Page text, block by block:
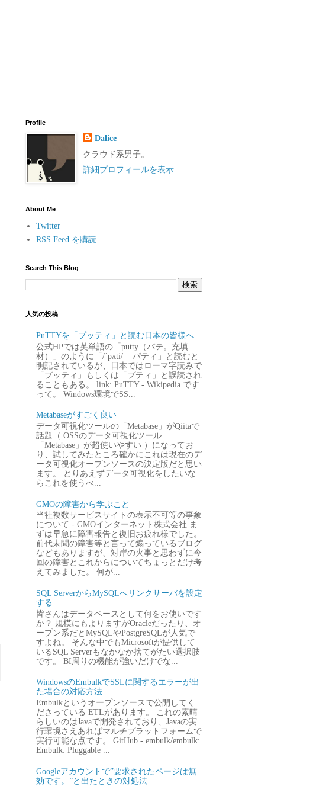
Profile
Dalice
クラウド系男子。
詳細プロフィールを表示
About Me
Twitter
RSS Feed を購読
Search This Blog
人気の投稿
PuTTYを「プッティ」と読む日本の皆様へ
公式HPでは英単語の「putty（パテ。充填
材）」のように「/ˈpʌti/ = パティ」と読むと
明記されているが、日本ではローマ字読みで
「プッティ」もしくは「プティ」と誤読され
ることもある。 link: PuTTY - Wikipedia です
って。 Windows環境でSS...
Metabaseがすごく良い
データ可視化ツールの「Metabase」がQiitaで
話題（ OSSのデータ可視化ツール
「Metabase」が超使いやすい ）になってお
り、試してみたところ確かにこれは現在のデ
ータ可視化オープンソースの決定版だと思い
ます。 とりあえずデータ可視化をしたいな
らこれを使うべ...
GMOの障害から学ぶこと
当社複数サービスサイトの表示不可等の事象
について - GMOインターネット株式会社 ま
ずは早急に障害報告と復旧お疲れ様でした。
前代未聞の障害等と言って煽っているブログ
などもありますが、対岸の火事と思わずに今
回の障害とこれからについてちょっとだけ考
えてみました。 何が...
SQL ServerからMySQLへリンクサーバを設定
する
皆さんはデータベースとして何をお使いです
か？ 規模にもよりますがOracleだったり、オ
ープン系だとMySQLやPostgreSQLが人気で
すよね。 そんな中でもMicrosoftが提供して
いるSQL Serverもなかなか捨てがたい選択肢
です。 BI周りの機能が強いだけでな...
WindowsのEmbulkでSSLに関するエラーが出
た場合の対応方法
Embulkというオープンソースで公開してく
ださっている ETLがあります。 これの素晴
らしいのはJavaで開発されており、Javaの実
行環境さえあればマルチプラットフォームで
実行可能な点です。 GitHub - embulk/embulk:
Embulk: Pluggable ...
Googleアカウントで”要求されたページは無
効です。”と出たときの対処法